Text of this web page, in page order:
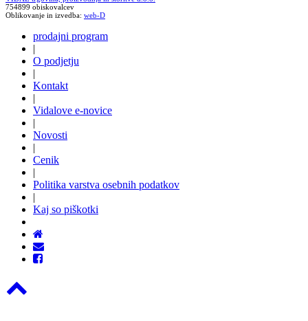
754899 obiskovalcev
Oblikovanje in izvedba: web-D
prodajni program
|
O podjetju
|
Kontakt
|
Vidalove e-novice
|
Novosti
|
Cenik
|
Politika varstva osebnih podatkov
|
Kaj so piškotki